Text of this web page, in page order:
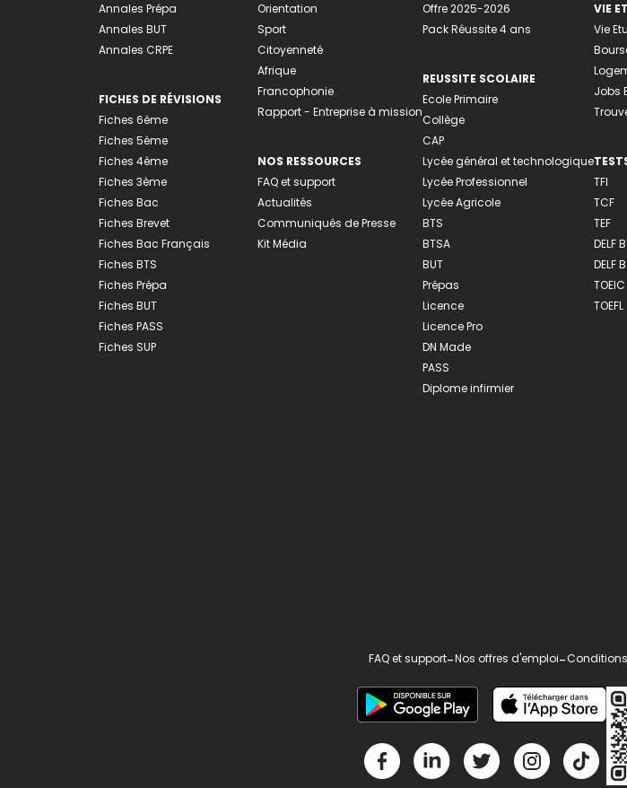
Annales Prépa
Annales BUT
Annales CRPE
FICHES DE RÉVISIONS
Fiches 6ème
Fiches 5ème
Fiches 4ème
Fiches 3ème
Fiches Bac
Fiches Brevet
Fiches Bac Français
Fiches BTS
Fiches Prépa
Fiches BUT
Fiches PASS
Fiches SUP
Orientation
Sport
Citoyenneté
Afrique
Francophonie
Rapport - Entreprise à mission
NOS RESSOURCES
FAQ et support
Actualités
Communiqués de Presse
Kit Média
Offre 2025-2026
Pack Réussite 4 ans
REUSSITE SCOLAIRE
Ecole Primaire
Collège
CAP
Lycée général et technologique
Lycée Professionnel
Lycée Agricole
BTS
BTSA
BUT
Prépas
Licence
Licence Pro
DN Made
PASS
Diplome infirmier
VIE
Vie
Jobs
TFI
TCF
TEF
DELF
DELF
TOEIC
TOEFL
FAQ et support-Nos offres d'emploi-